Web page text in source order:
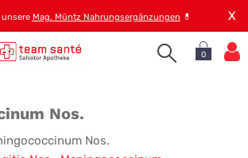
unsere Mag. Müntz Nahrungsergänzungen 💊 X
0
Nos.
Nos.